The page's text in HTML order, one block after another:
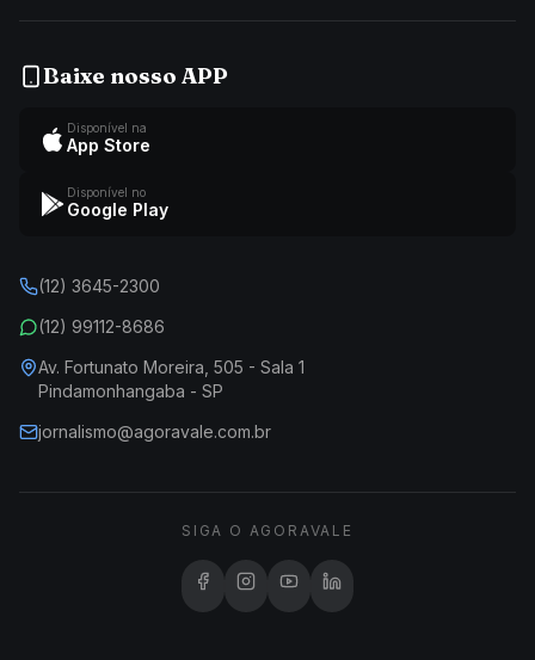
Baixe nosso APP
Disponível na
App Store
Disponível no
Google Play
(12) 3645-2300
(12) 99112-8686
Av. Fortunato Moreira, 505 - Sala 1
Pindamonhangaba - SP
jornalismo@agoravale.com.br
SIGA O AGORAVALE